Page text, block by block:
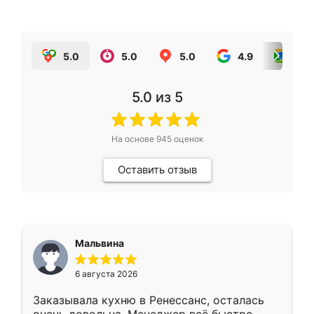
5.0 5.0 5.0 4.9
5.0 из 5
На основе 945оценок
Оставить отзыв
Мальвина
6 августа 2026
Заказывала кухню в Ренессанс, осталась